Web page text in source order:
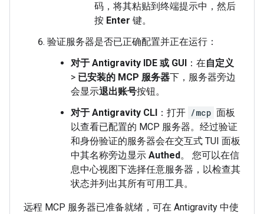
码，将其粘贴到终端提示中，然后
按 Enter 键。
验证服务器是否已正确配置并正在运行：
对于 Antigravity IDE 或 GUI ：在自定义
> 已安装的 MCP 服务器下，服务器旁边
会显示退出账号按钮。
对于 Antigravity CLI ：打开 /mcp 面板
以查看已配置的 MCP 服务器。经过验证
和身份验证的服务器会在交互式 TUI 面板
中其名称旁边显示 Authed。 您可以在信
息中心视图下选择任意服务器，以检查其
状态并列出其所有可用工具。
远程 MCP 服务器已准备就绪，可在 Antigravity 中使